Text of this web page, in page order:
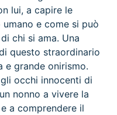
lui, a capire le
e come si può
chi si ama. Una
questo straordinario
grande onirismo.
occhi innocenti di
nonno a vivere la
a comprendere il